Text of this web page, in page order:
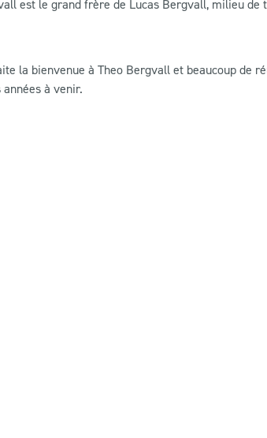
est le grand frère de Lucas Bergvall, milieu
la bienvenue à Theo Bergvall et beaucoup de
à venir.